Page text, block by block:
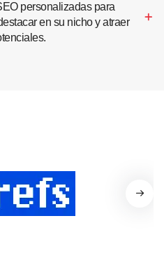
personalizadas para
en su nicho y atraer